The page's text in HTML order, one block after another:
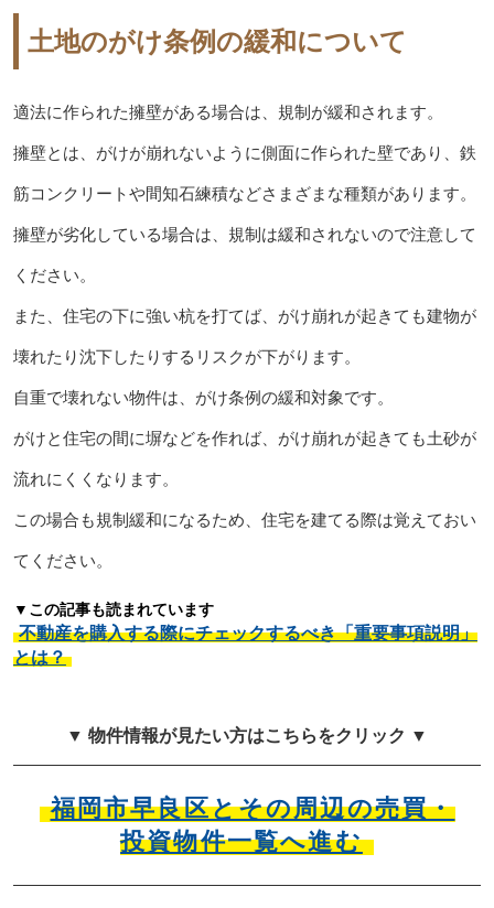
土地のがけ条例の緩和について
適法に作られた擁壁がある場合は、規制が緩和されます。
擁壁とは、がけが崩れないように側面に作られた壁であり、鉄
筋コンクリートや間知石練積などさまざまな種類があります。
擁壁が劣化している場合は、規制は緩和されないので注意して
ください。
また、住宅の下に強い杭を打てば、がけ崩れが起きても建物が
壊れたり沈下したりするリスクが下がります。
自重で壊れない物件は、がけ条例の緩和対象です。
がけと住宅の間に塀などを作れば、がけ崩れが起きても土砂が
流れにくくなります。
この場合も規制緩和になるため、住宅を建てる際は覚えておい
てください。
▼この記事も読まれています
不動産を購入する際にチェックするべき「重要事項説明」
とは？
▼ 物件情報が見たい方はこちらをクリック ▼
福岡市早良区とその周辺の売買・
投資物件一覧へ進む